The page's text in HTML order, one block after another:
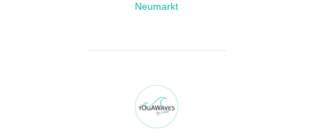
Neumarkt
BEITRAGSAUTOR